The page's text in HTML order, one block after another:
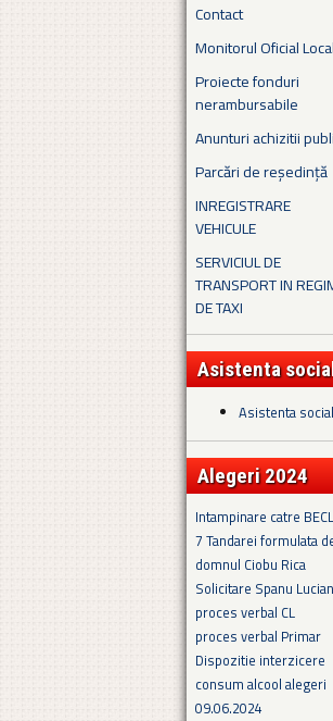
Contact
Monitorul Oficial Local
Proiecte fonduri
nerambursabile
Anunturi achizitii
Parcări de reședință
INREGISTRARE
VEHICULE
SERVICIUL DE
TRANSPORT IN
DE TAXI
Asistenta
Asistenta
Alegeri 2024
Intampinare catre
7 Tandarei formulata
domnul Ciobu Rica
Solicitare Spanu Lucian
proces verbal CL
proces verbal Primar
Dispozitie interzicere
consum alcool alegeri
09.06.2024